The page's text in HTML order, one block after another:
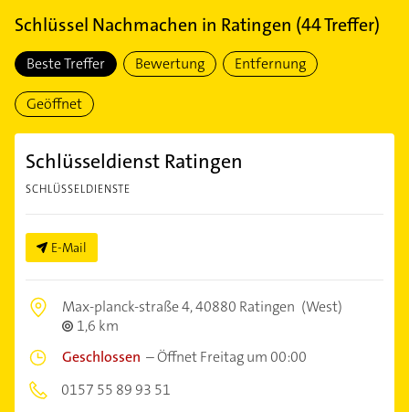
Schlüssel Nachmachen in Ratingen (44Treffer)
Beste Treffer Bewertung Entfernung
Geöffnet
Schlüsseldienst Ratingen
SCHLÜSSELDIENSTE
E-Mail
Max-planck-straße 4,40880 Ratingen (West)
1,6 km
Geschlossen –Öffnet Freitag um 00:00
0157 55 89 93 51